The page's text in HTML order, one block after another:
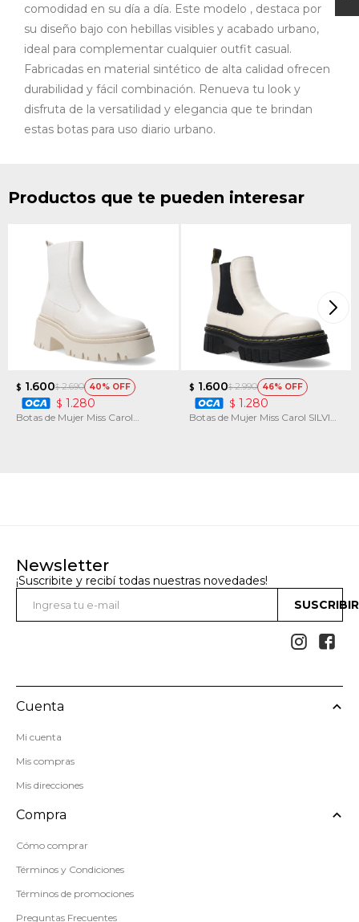
comodidad en su día a día. Este modelo , destaca por
su diseño bajo con hebillas visibles y acabado urbano,
ideal para complementar cualquier outfit casual.
Fabricadas en material sintético de alta calidad ofrecen
durabilidad y fácil combinación. Renueva tu look y
disfruta de la versatilidad y elegancia que te brindan
estas botas para uso diario urbano.
Productos que te pueden interesar
$ 1.600$ 2.690 40
$ 1.280
Botas de Mujer Miss Carol
$ 1.600$ 2.990 46
$ 1.280
Botas de Mujer Miss Carol SILVIR
Newsletter
¡Suscribite y recibí todas nuestras novedades!
 
Cuenta
Mi cuenta
Mis compras
Mis direcciones
Compra
Cómo comprar
Términos y Condiciones
Términos de promociones
Preguntas Frecuentes